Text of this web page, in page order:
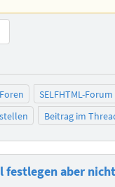
SELFHTML-Forum
Beitrag im
festlegen aber